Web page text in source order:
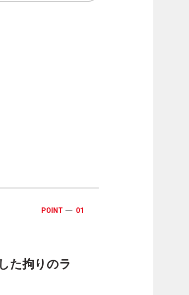
POINT
01
た拘りのラ